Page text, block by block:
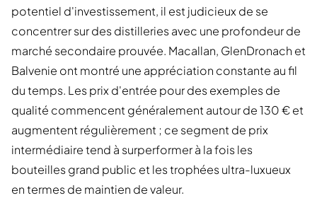
potentiel d'investissement, il est judicieux de se
concentrer sur des distilleries avec une profondeur de
marché secondaire prouvée. Macallan, GlenDronach et
Balvenie ont montré une appréciation constante au fil
du temps. Les prix d'entrée pour des exemples de
qualité commencent généralement autour de 130 € et
augmentent régulièrement ; ce segment de prix
intermédiaire tend à surperformer à la fois les
bouteilles grand public et les trophées ultra-luxueux
en termes de maintien de valeur.